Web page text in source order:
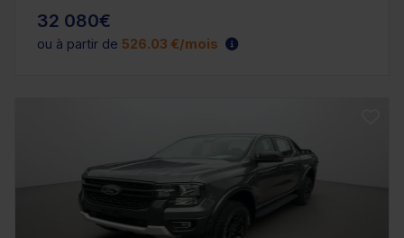
32 080€
ou à partir de 526.03 €/mois